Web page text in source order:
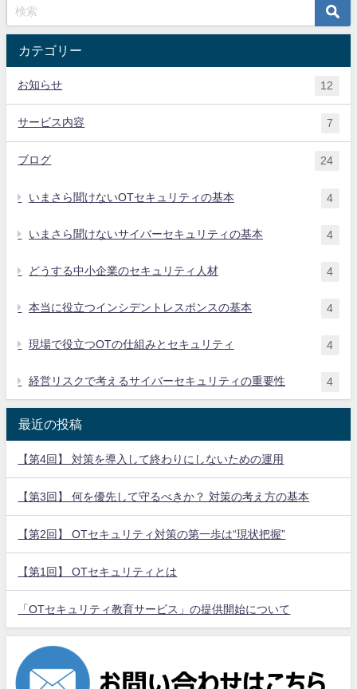
カテゴリー
お知らせ 12
サービス内容 7
ブログ 24
いまさら聞けないOTセキュリティの基本 4
いまさら聞けないサイバーセキュリティの基本 4
どうする中小企業のセキュリティ人材 4
本当に役立つインシデントレスポンスの基本 4
現場で役立つOTの仕組みとセキュリティ 4
経営リスクで考えるサイバーセキュリティの重要性 4
最近の投稿
【第4回】 対策を導入して終わりにしないための運用
【第3回】 何を優先して守るべきか？ 対策の考え方の基本
【第2回】 OTセキュリティ対策の第一歩は“現状把握”
【第1回】 OTセキュリティとは
「OTセキュリティ教育サービス」の提供開始について